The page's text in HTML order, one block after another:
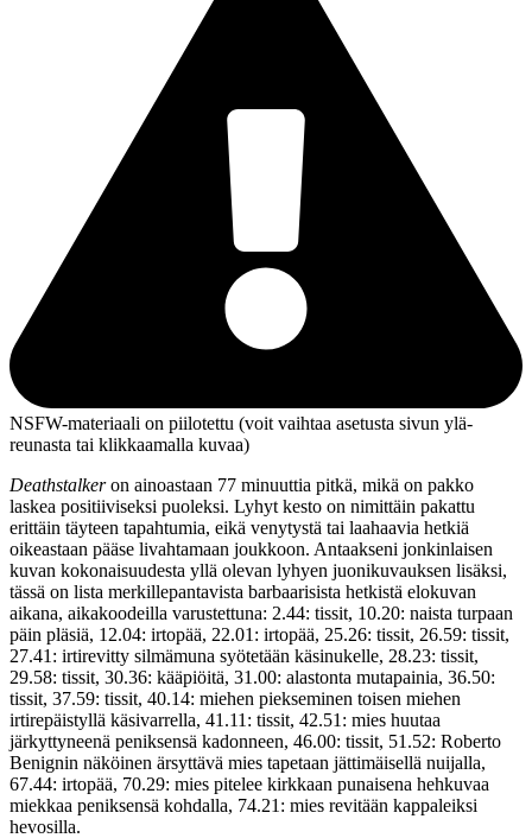
NSFW-materiaali on piilotettu (voit vaihtaa asetusta sivun ylä­
reunasta tai klikkaamalla kuvaa)
Deathstalkeron ainoastaan 77 minuuttia pitkä, mikä on pakko
laskea positiiviseksi puoleksi. Lyhyt kesto on nimittäin pakattu
erittäin täyteen tapahtumia, eikä venytystä tai laahaavia hetkiä
oikeastaan pääse livahtamaan joukkoon. Antaakseni jonkinlaisen
kuvan kokonaisuudesta yllä olevan lyhyen juonikuvauksen lisäksi,
tässä on lista merkillepantavista barbaarisista hetkistä elokuvan
aikana, aikakoodeilla varustettuna: 2.44: tissit, 10.20: naista turpaan
päin pläsiä, 12.04: irtopää, 22.01: irtopää, 25.26: tissit, 26.59: tissit,
27.41: irtirevitty silmämuna syötetään käsinukelle, 28.23: tissit,
29.58: tissit, 30.36: kääpiöitä, 31.00: alastonta mutapainia, 36.50:
tissit, 37.59: tissit, 40.14: miehen piekseminen toisen miehen
irtirepäistyllä käsivarrella, 41.11: tissit, 42.51: mies huutaa
järkyttyneenä peniksensä kadonneen, 46.00: tissit, 51.52: Roberto
Benignin näköinen ärsyttävä mies tapetaan jättimäisellä nuijalla,
67.44: irtopää, 70.29: mies pitelee kirkkaan punaisena hehkuvaa
miekkaa peniksensä kohdalla, 74.21: mies revitään kappaleiksi
hevosilla.